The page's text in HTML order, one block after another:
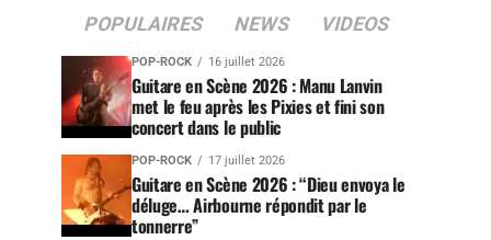
POPULAIRES NEWS VIDEOS
POP-ROCK 16 juillet 2026
Guitare en Scène 2026 : Manu Lanvin
met le feu après les Pixies et fini son
concert dans le public
POP-ROCK 17 juillet 2026
Guitare en Scène 2026 : “Dieu envoya le
déluge… Airbourne répondit par le
tonnerre”